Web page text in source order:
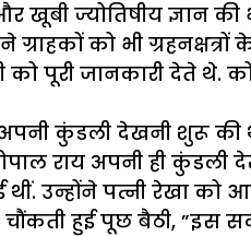
ज्योतिषीय ज्ञान
को भी
को पूरी जानकारी देते थे.
कुंडली देखनी शुरू
गोपाल राय अपनी ही
थीं. उन्होंने पत्नी रेखा
हुई पूछ बैठी, ”इस